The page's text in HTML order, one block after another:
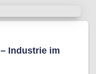
Industrie im